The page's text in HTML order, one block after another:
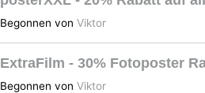
Begonnen von Viktor
ExtraFilm - 30% Fotoposter
Begonnen von Viktor